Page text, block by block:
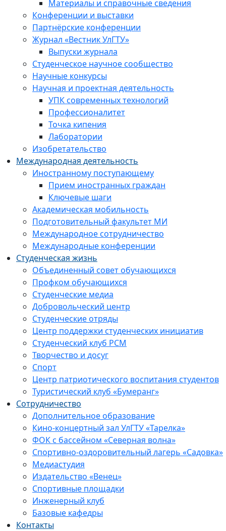
Материалы и справочные сведения
Конференции и выставки
Партнёрские конференции
Журнал «Вестник УлГТУ»
Выпуски журнала
Студенческое научное сообщество
Научные конкурсы
Научная и проектная деятельность
УПК современных технологий
Профессионалитет
Точка кипения
Лаборатории
Изобретательство
Международная деятельность
Иностранному поступающему
Прием иностранных граждан
Ключевые шаги
Академическая мобильность
Подготовительный факультет МИ
Международное сотрудничество
Международные конференции
Студенческая жизнь
Объединенный совет обучающихся
Профком обучающихся
Студенческие медиа
Добровольческий центр
Студенческие отряды
Центр поддержки студенческих инициатив
Студенческий клуб РСМ
Творчество и досуг
Спорт
Центр патриотического воспитания студентов
Туристический клуб «Бумеранг»
Сотрудничество
Дополнительное образование
Кино-концертный зал УлГТУ «Тарелка»
ФОК с бассейном «Северная волна»
Спортивно-оздоровительный лагерь «Садовка»
Медиастудия
Издательство «Венец»
Спортивные площадки
Инженерный клуб
Базовые кафедры
Контакты